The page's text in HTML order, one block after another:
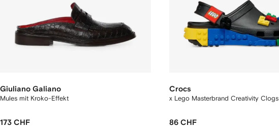
Giuliano Galiano
Mules mit Kroko-Effekt
173 CHF
Crocs
x Lego Masterbrand Creativity Clogs
86 CHF